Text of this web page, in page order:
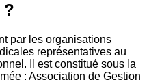
?
par les organisations
représentatives au
Il est constitué sous la
: Association de Gestion